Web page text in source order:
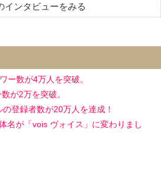
インタビューをみる
数が4万人を突破。
が2万を突破。
登録者数が20万人を達成！
名が「vois ヴォイス」に変わりまし